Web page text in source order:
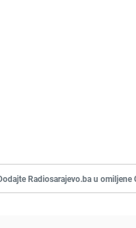
Radiosarajevo.ba u omiljene